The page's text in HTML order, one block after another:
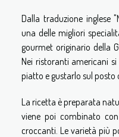
Dalla traduzione inglese
una delle migliori
gourmet originario della
Nei ristoranti americani
piatto e gustarlo sul posto
La ricetta è preparata
viene poi combinato
croccanti. Le varietà più